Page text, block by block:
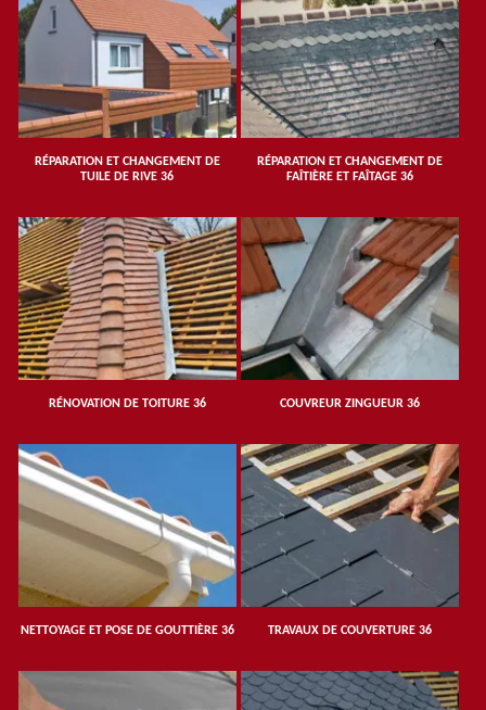
RÉPARATION ET CHANGEMENT DE
TUILE DE RIVE 36
RÉPARATION ET CHANGEMENT DE
FAÎTIÈRE ET FAÎTAGE 36
RÉNOVATION DE TOITURE 36 COUVREUR ZINGUEUR 36
NETTOYAGE ET POSE DE GOUTTIÈRE 36 TRAVAUX DE COUVERTURE 36